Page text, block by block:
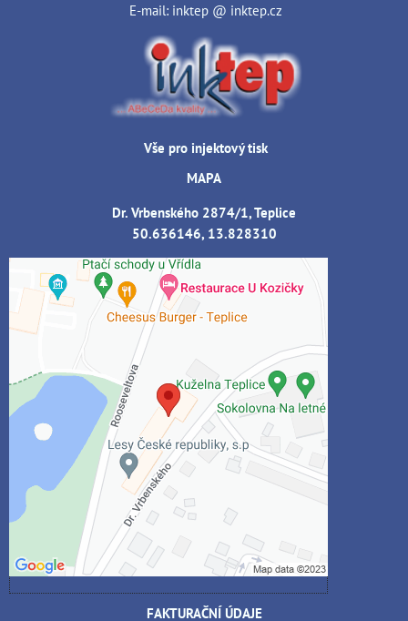
E-mail: inktep @ inktep.cz
Vše pro injektový tisk
MAPA
Dr. Vrbenského 2874/1, Teplice
50.636146, 13.828310
Externí obsah je blokován Volbami
soukromí
Přejete si načíst externí obsah?
Povolit jednou
Povolit a zapamatovat - souhlas s druhem
cookie: Funkční
Otevřít obsah v novém okně
FAKTURAČNÍ ÚDAJE